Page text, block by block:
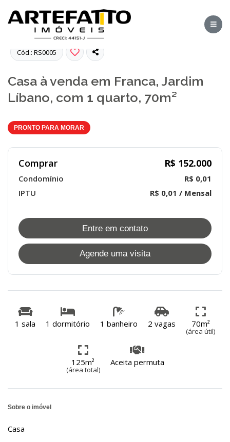
Cód.: RS0005
Casa à venda em Franca, Jardim
Líbano, com 1 quarto, 70m²
PRONTO PARA MORAR
Comprar R$ 152.000
Condomínio
R$ 0,01
IPTU
R$ 0,01 / Mensal
Entre em contato
Agende uma visita
1 sala 1 dormitório 1 banheiro 2 vagas 70m²
(área útil)
125m²
(área total)
Aceita permuta
Sobre o imóvel
Casa